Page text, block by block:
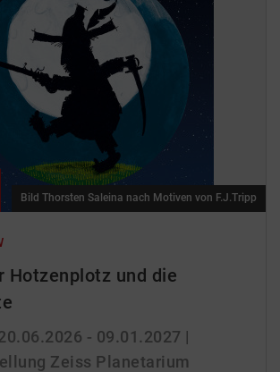
Hotzenplotz und die
- 09.01.2027 |
Zeiss Planetarium
Bild Thorsten Saleina nach Motiven von F.J.Tripp